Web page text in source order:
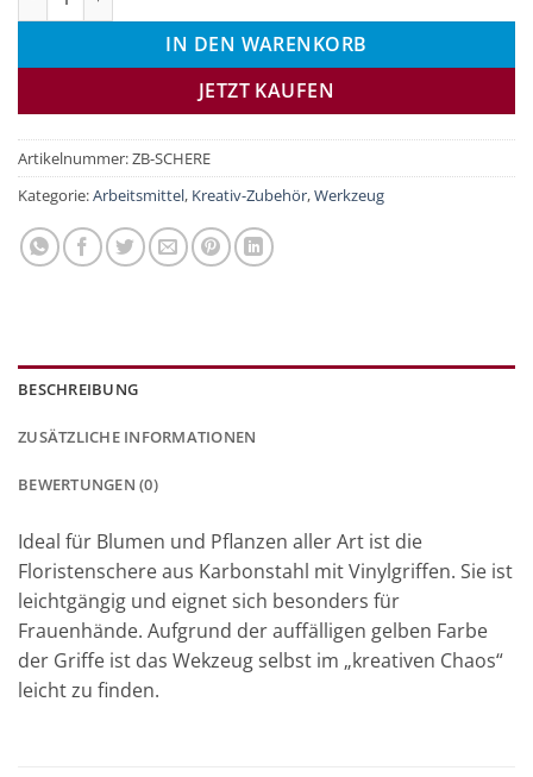
IN DEN WARENKORB
JETZT KAUFEN
Artikelnummer:ZB-SCHERE
Kategorie:Arbeitsmittel, Kreativ-Zubehör,Werkzeug
BESCHREIBUNG
ZUSÄTZLICHE INFORMATIONEN
BEWERTUNGEN (0)
Ideal für Blumen und Pflanzen aller Art ist die
Floristenschere aus Karbonstahl mit Vinylgriffen. Sie ist
leichtgängig und eignet sich besonders für
Frauenhände. Aufgrund der auffälligen gelben Farbe
der Griffe ist das Wekzeug selbst im „kreativen Chaos“
leicht zu finden.